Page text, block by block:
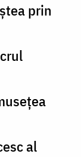
prin
al